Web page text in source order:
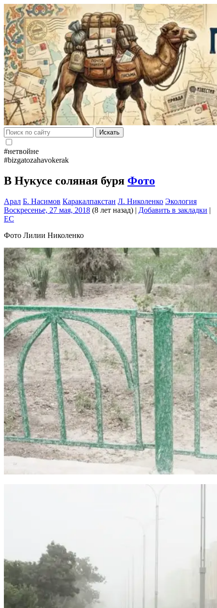
Искать
#нетвойне
#bizgatozahavokerak
В Нукусе соляная буря Фото
Арал Б. Насимов Каракалпакстан Л. Николенко Экология
Воскресенье, 27 мая, 2018 (8 лет назад) | Добавить в закладки |
EC
Фото Лилии Николенко